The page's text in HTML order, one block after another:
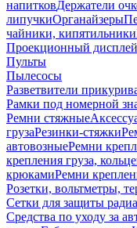
напитковДержатели
липучкиОрганайзеры
чайники, кипятильники
Проекционный дисплей
Пульты
Пылесосы
Разветвители
Рамки под номерной
Ремни стяжные
грузаРезинки-стяжки
автовозныеРемни
крепления груза,
крюкамиРемни
Розетки, вольтметры,
Сетки для защиты
Средства по уходу за